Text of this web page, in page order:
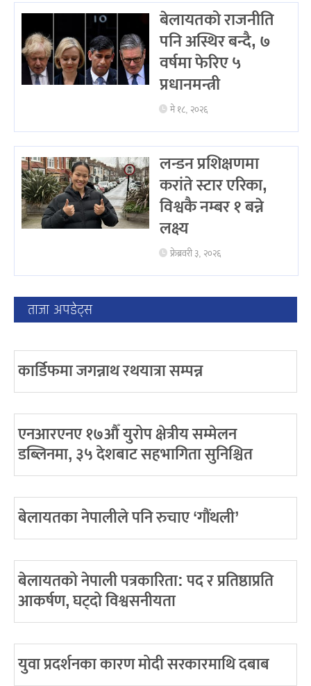
बेलायतको राजनीति
पनि अस्थिर बन्दै, ७
वर्षमा फेरिए ५
प्रधानमन्त्री
मे १८, २०२६
लन्डन प्रशिक्षणमा
करांते स्टार एरिका,
विश्वकै नम्बर १ बन्ने
लक्ष्य
फ्रेब्रवरी ३, २०२६
ताजा अपडेट्स
कार्डिफमा जगन्नाथ रथयात्रा सम्पन्न
एनआरएनए १७औँ युरोप क्षेत्रीय सम्मेलन
डब्लिनमा, ३५ देशबाट सहभागिता सुनिश्चित
बेलायतका नेपालीले पनि रुचाए ‘गौंथली’
बेलायतको नेपाली पत्रकारिता: पद र प्रतिष्ठाप्रति
आकर्षण, घट्दो विश्वसनीयता
युवा प्रदर्शनका कारण मोदी सरकारमाथि दबाब